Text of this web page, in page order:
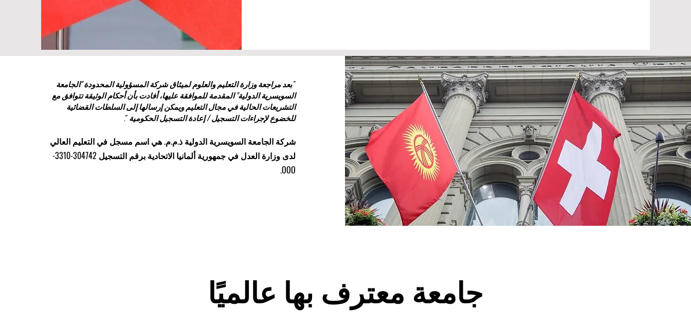
"بعد مراجعة وزارة التعليم والعلوم لميثاق شركة المسؤولية المحدودة "الجامعة
السويسرية الدولية" المقدمة للموافقة عليها، أفادت بأن أحكام الوثيقة تتوافق مع
التشريعات الحالية في مجال التعليم ويمكن إرسالها إلى السلطات القضائية
للخضوع لإجراءات التسجيل / إعادة التسجيل الحكومية".
شركة الجامعة السويسرية الدولية ذ.م.م. هي اسم مسجل في التعليم العالي
لدى وزارة العدل في جمهورية ألمانيا الاتحادية برقم التسجيل 304742-3310-
OOO.
جامعة معترف بها عالميًا